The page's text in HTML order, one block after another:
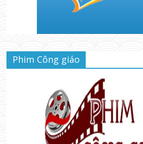
Phim Công giáo